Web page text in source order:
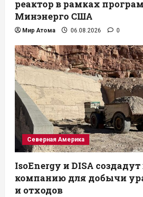
реактор в рамках
Минэнерго США
Мир Атома 06.08.2026 0
Северная Америка
IsoEnergy и DISA
компанию для добычи
и отходов